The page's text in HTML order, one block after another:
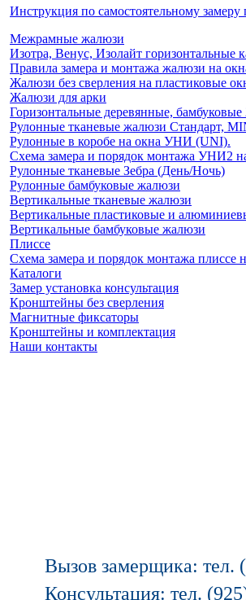
Инструкция по самостоятельному
Межрамные жалюзи
Изотра, Венус, Изолайт горизонтальные
Правила замера и монтажа жалюзи на
Жалюзи без сверления на пластиковые
Жалюзи для арки
Горизонтальные деревянные,
Рулонные тканевые жалюзи Стандарт,
Рулонные в коробе на окна УНИ (UNI).
Схема замера и порядок монтажа УНИ2
Рулонные тканевые Зебра (День/Ночь)
Рулонные бамбуковые жалюзи
Вертикальные тканевые жалюзи
Вертикальные пластиковые и
Вертикальные бамбуковые жалюзи
Плиссе
Схема замера и порядок монтажа плиссе
Каталоги
Замер установка консультация
Кронштейны без сверления
Магнитные фиксаторы
Кронштейны и комплектация
Наши контакты
Вызов замерщика: тел.
Консультация: тел.